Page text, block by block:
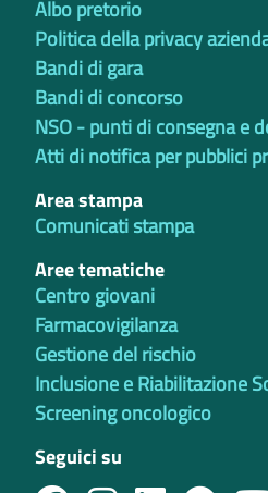
Albo pretorio
Politica della privacy
Bandi di gara
Bandi di concorso
NSO - punti di consegna e
Atti di notifica per pubblici
Area stampa
Comunicati stampa
Aree tematiche
Centro giovani
Farmacovigilanza
Gestione del rischio
Inclusione e Riabilitazione
Screening oncologico
Seguici su